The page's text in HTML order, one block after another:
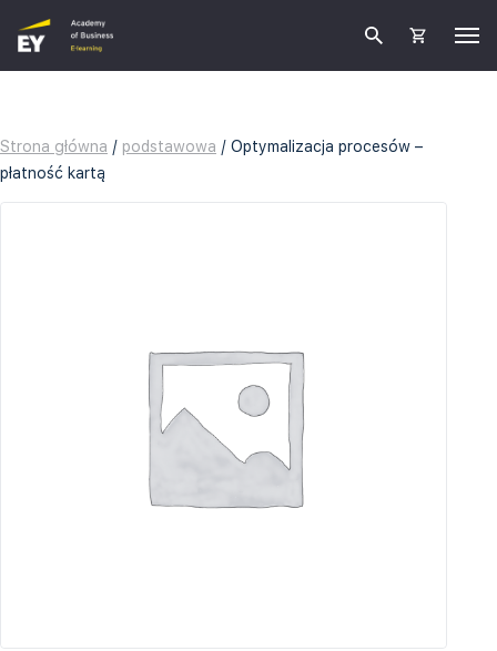
Strona główna / podstawowa / Optymalizacja procesów –
płatność kartą